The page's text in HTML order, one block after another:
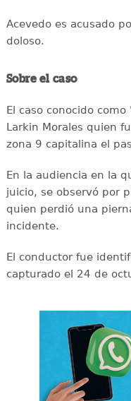
Acevedo es acusado
doloso.
Sobre el caso
El caso conocido
Larkin Morales quien
zona 9 capitalina el
En la audiencia en la
juicio, se observó por
quien perdió una
incidente.
El conductor fue
capturado el 24 de